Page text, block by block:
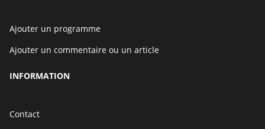
Ajouter un programme
Ajouter un commentaire ou un article
INFORMATION
Contact